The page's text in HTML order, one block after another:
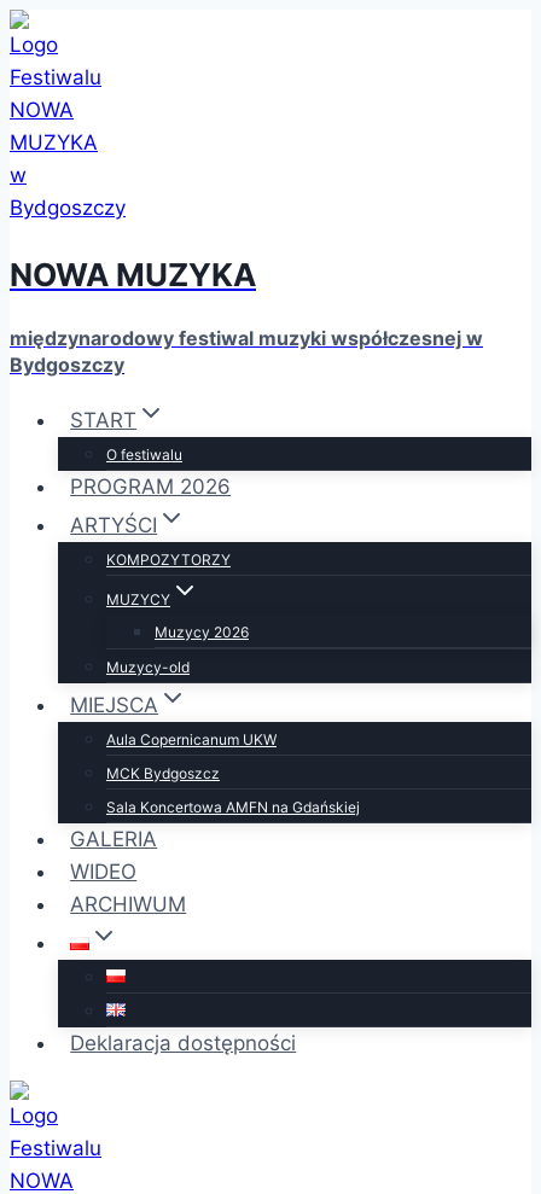
Przejdź
do
treści
NOWA MUZYKA
międzynarodowy festiwal muzyki współczesnej w
Bydgoszczy
START
O festiwalu
PROGRAM 2026
ARTYŚCI
KOMPOZYTORZY
MUZYCY
Muzycy 2026
Muzycy-old
MIEJSCA
Aula Copernicanum UKW
MCK Bydgoszcz
Sala Koncertowa AMFN na Gdańskiej
GALERIA
WIDEO
ARCHIWUM
Deklaracja dostępności